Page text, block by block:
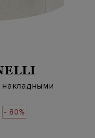
накладными
- 80%